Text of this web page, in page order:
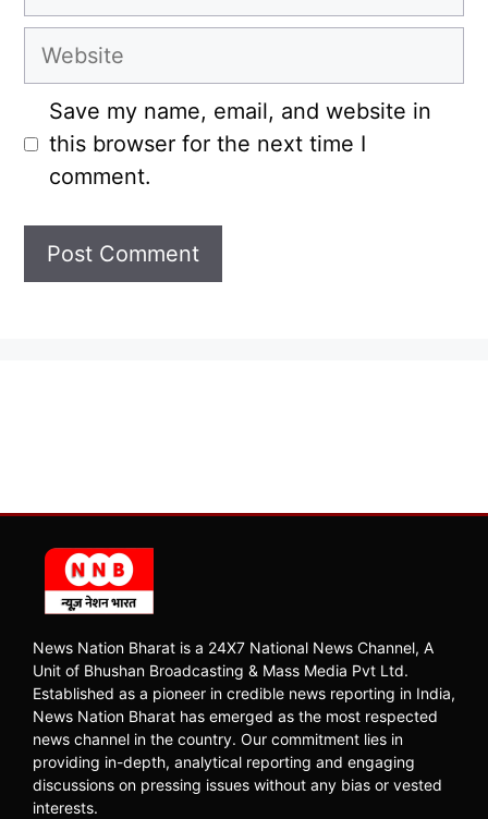
Website
Save my name, email, and website in
this browser for the next time I
comment.
News Nation Bharat is a 24X7 National News Channel, A
Unit of Bhushan Broadcasting & Mass Media Pvt Ltd.
Established as a pioneer in credible news reporting in India,
News Nation Bharat has emerged as the most respected
news channel in the country. Our commitment lies in
providing in-depth, analytical reporting and engaging
discussions on pressing issues without any bias or vested
interests.